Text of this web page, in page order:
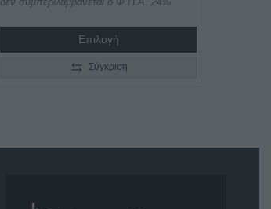
Επιλογή
Σύγκριση